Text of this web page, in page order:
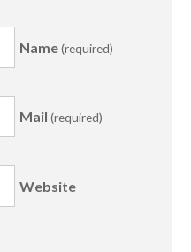
Name(required)
Mail (required)
Website